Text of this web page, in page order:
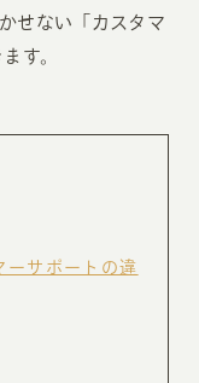
せない「カスタマ
す。
ーサポートの違